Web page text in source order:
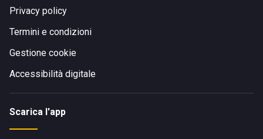
Privacy policy
Termini e condizioni
Gestione cookie
Accessibilità digitale
Scarica l'app